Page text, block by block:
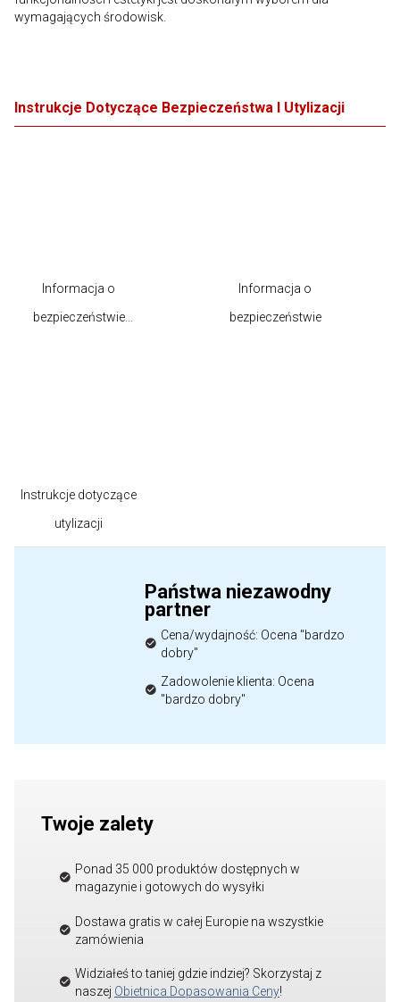
wymagających środowisk.
Instrukcje Dotyczące Bezpieczeństwa I Utylizacji
Informacja o
bezpieczeństwie
Informacja o
bezpieczeństwie
Instrukcje dotyczące
utylizacji
Państwa niezawodny
partner
Cena/wydajność: Ocena "bardzo
dobry"
Zadowolenie klienta: Ocena
"bardzo dobry"
Twoje zalety
Ponad 35 000 produktów dostępnych w
magazynie i gotowych do wysyłki
Dostawa gratis w całej Europie na wszystkie
zamówienia
Widziałeś to taniej gdzie indziej? Skorzystaj z
naszej Obietnica Dopasowania Ceny!